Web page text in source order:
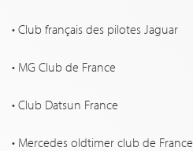
• Club français des pilotes Jaguar
• MG Club de France
• Club Datsun France
• Mercedes oldtimer club de France